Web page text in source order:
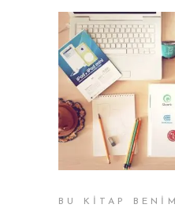
BU KİTAP BENİM